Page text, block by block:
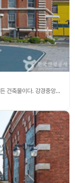
강경 중앙초등학교 강당은 1930년대에 붉은 벽돌을 쌓아서 만든 건축물이다. 강경중앙초등학교는 논산에서 가장 먼저 세워진 학교이자 졸업생 기수로 충남에서 가장 오래된 학교이다. 1905년 4월 2일에 2년제 사립학교인 보명학교로 개교한 이래, 1907년 4년제 강경공립보통학교, 1938년 강경중정공립심상소학교, 1941년 강경중정공립국민학교, 1946년 강경중앙초등학교로 여러 차례 학교 이름을 바꾸어 오늘에 이르고 있다. 강당은 1937년 6월 30일